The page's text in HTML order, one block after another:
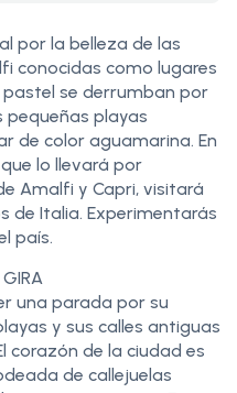
por la belleza de las
conocidas como lugares
se derrumban por
pequeñas playas
de color aguamarina. En
lo llevará por
Amalfi y Capri, visitará
de Italia. Experimentarás
país.
una parada por su
y sus calles antiguas
corazón de la ciudad es
de callejuelas